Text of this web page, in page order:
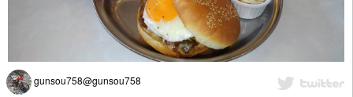
gunsou758@gunsou758